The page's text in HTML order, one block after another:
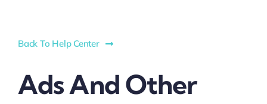
Back To Help Center
Ads And Other